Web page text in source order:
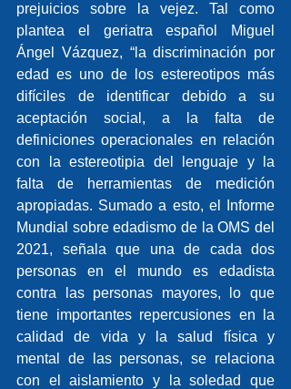
prejuicios sobre la vejez. Tal como
plantea el geriatra español Miguel
Ángel Vázquez, “la discriminación por
edad es uno de los estereotipos más
difíciles de identificar debido a su
aceptación social, a la falta de
definiciones operacionales en relación
con la estereotipia del lenguaje y la
falta de herramientas de medición
apropiadas. Sumado a esto, el Informe
Mundial sobre edadismo de la OMS del
2021, señala que una de cada dos
personas en el mundo es edadista
contra las personas mayores, lo que
tiene importantes repercusiones en la
calidad de vida y la salud física y
mental de las personas, se relaciona
con el aislamiento y la soledad que